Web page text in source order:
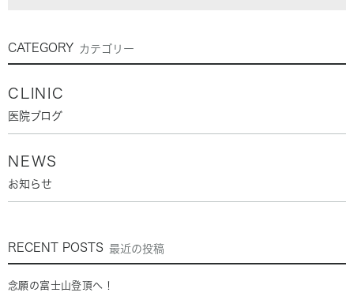
CATEGORY カテゴリー
CLINIC
医院ブログ
NEWS
お知らせ
RECENT POSTS 最近の投稿
念願の富士山登頂へ！